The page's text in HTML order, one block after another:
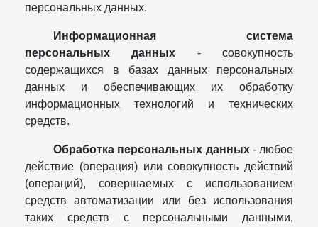
персональных данных.
Информационная система
персональных данных - совокупность
содержащихся в базах данных персональных
данных и обеспечивающих их обработку
информационных технологий и технических
средств.
Обработка персональных данных- любое
действие (операция) или совокупность действий
(операций), совершаемых с использованием
средств автоматизации или без использования
таких средств с персональными данными,